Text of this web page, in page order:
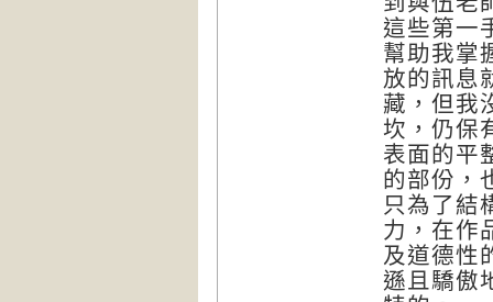
這些第一
幫助我掌
放的訊息
藏，但我
坎，仍保
表面的平
的部份，
只為了結
力，在作
及道德性
遜且驕傲